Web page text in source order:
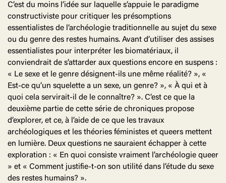
C’est du moins l’idée sur laquelle s’appuie le paradigme
constructiviste pour critiquer les présomptions
essentialistes de l’archéologie traditionnelle au sujet du sexe
ou du genre des restes humains. Avant d’utiliser des assises
essentialistes pour interpréter les biomatériaux, il
conviendrait de s’attarder aux questions encore en suspens :
« Le sexe et le genre désignent-ils une même réalité? », «
Est-ce qu’un squelette a un sexe, un genre? », « À qui et à
quoi cela servirait-il de le connaître? ». C’est ce que la
deuxième partie de cette série de chroniques propose
d’explorer, et ce, à l’aide de ce que les travaux
archéologiques et les théories féministes et queers mettent
en lumière. Deux questions ne sauraient échapper à cette
exploration : « En quoi consiste vraiment l’archéologie queer
» et « Comment justifie-t-on son utilité dans l’étude du sexe
des restes humains? ».